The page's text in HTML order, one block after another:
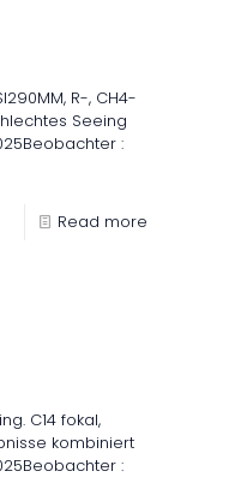
R-, CH4-
Seeing
:
Read more
C14 fokal,
kombiniert
: